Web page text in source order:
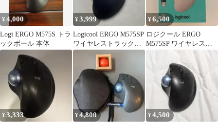
¥4,000
Logi ERGO M575S トラ
ックボール 本体
¥3,999
Logicool ERGO M575SP
ワイヤレストラックボ
ールマウス
¥6,500
ロジクール ERGO
M575SP ワイヤレスト
ラックボールマウス
¥3,333 ¥4,800 ¥4,500